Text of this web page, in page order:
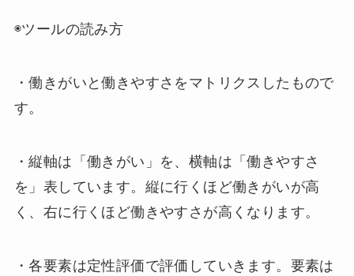
◉ツールの読み方
・働きがいと働きやすさをマトリクスしたもので
す。
・縦軸は「働きがい」を、横軸は「働きやすさ
を」表しています。縦に行くほど働きがいが高
く、右に行くほど働きやすさが高くなります。
・各要素は定性評価で評価していきます。要素は